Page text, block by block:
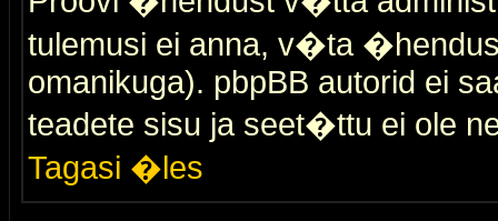
tulemusi ei anna, v�ta
omanikuga). pbpBB autorid ei
teadete sisu ja seet�ttu ei ole
Tagasi �les